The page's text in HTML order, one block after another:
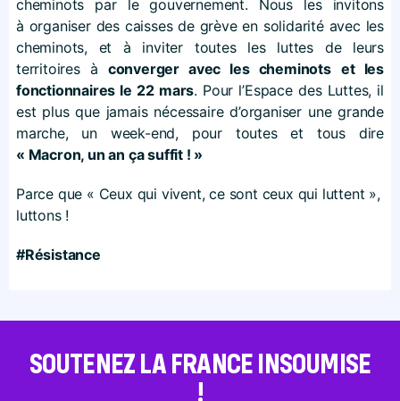
cheminots par le gouvernement. Nous les invitons
à organiser des caisses de grève en solidarité avec les
cheminots, et à inviter toutes les luttes de leurs
territoires à converger avec les cheminots et les
fonctionnaires le 22 mars. Pour l’Espace des Luttes, il
est plus que jamais nécessaire d’organiser une grande
marche, un week-end, pour toutes et tous dire
« Macron, un an ça suffit ! »
Parce que « Ceux qui vivent, ce sont ceux qui luttent »,
luttons !
#Résistance
SOUTENEZ LA FRANCE INSOUMISE
!